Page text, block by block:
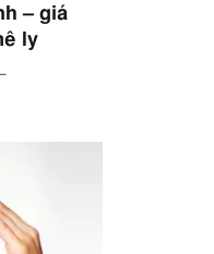
– giá
ly